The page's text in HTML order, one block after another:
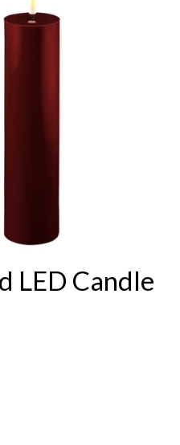
LED Candle
is